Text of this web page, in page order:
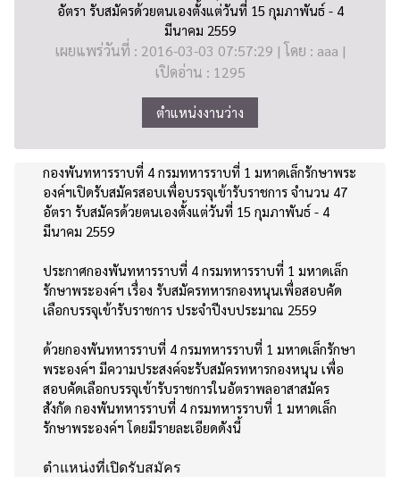
อัตรา รับสมัครด้วยตนเองตั้งแต่วันที่ 15 กุมภาพันธ์ - 4
มีนาคม 2559
เผยแพร่วันที่ : 2016-03-03 07:57:29 | โดย : aaa |
เปิดอ่าน : 1295
ตำแหน่งงานว่าง
กองพันทหารราบที่ 4 กรมทหารราบที่ 1 มหาดเล็กรักษาพระ
องค์ฯเปิดรับสมัครสอบเพื่อบรรจุเข้ารับราชการ จำนวน 47
อัตรา รับสมัครด้วยตนเองตั้งแต่วันที่ 15 กุมภาพันธ์ - 4
มีนาคม 2559
ประกาศกองพันทหารราบที่ 4 กรมทหารราบที่ 1 มหาดเล็ก
รักษาพระองค์ฯ เรื่อง รับสมัครทหารกองหนุนเพื่อสอบคัด
เลือกบรรจุเข้ารับราชการ ประจำปีงบประมาณ 2559
ด้วยกองพันทหารราบที่ 4 กรมทหารราบที่ 1 มหาดเล็กรักษา
พระองค์ฯ มีความประสงค์จะรับสมัครทหารกองหนุน เพื่อ
สอบคัดเลือกบรรจุเข้ารับราชการในอัตราพลอาสาสมัคร
สังกัด กองพันทหารราบที่ 4 กรมทหารราบที่ 1 มหาดเล็ก
รักษาพระองค์ฯ โดยมีรายละเอียดดังนี้
ตำแหน่งที่เปิดรับสมัคร